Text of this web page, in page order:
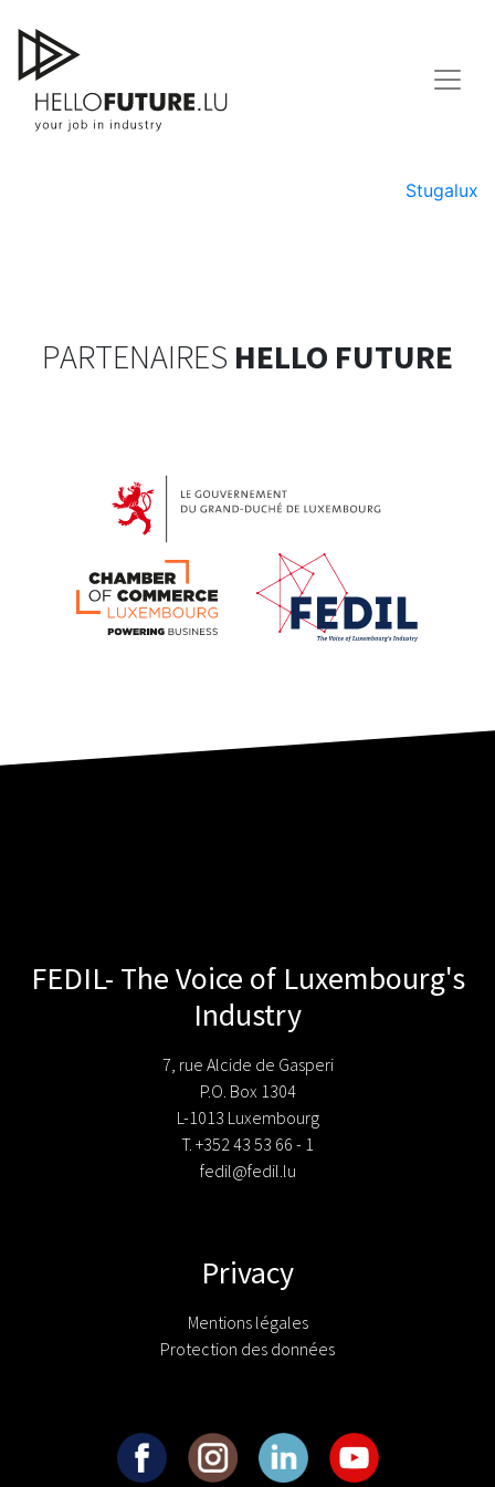
content
Ketterthill
Stugalux
PARTENAIRES HELLO FUTURE
FEDIL- The Voice of Luxembourg's
Industry
7, rue Alcide de Gasperi
P.O. Box 1304
L-1013 Luxembourg
T. +352 43 53 66 - 1
fedil@fedil.lu
Privacy
Mentions légales
Protection des données